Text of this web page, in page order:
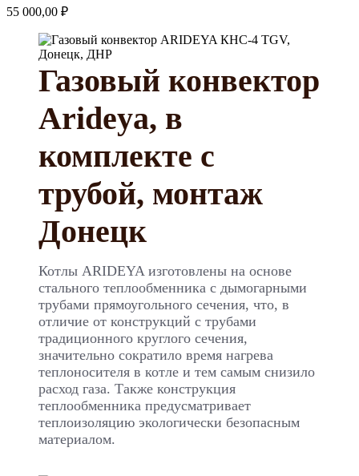
55 000,00 ₽
Газовый конвектор
Arideya, в
комплекте с
трубой, монтаж
Донецк
Котлы ARIDEYA изготовлены на основе
стального теплообменника с дымогарными
трубами прямоугольного сечения, что, в
отличие от конструкций с трубами
традиционного круглого сечения,
значительно сократило время нагрева
теплоносителя в котле и тем самым снизило
расход газа. Также конструкция
теплообменника предусматривает
теплоизоляцию экологически безопасным
материалом.